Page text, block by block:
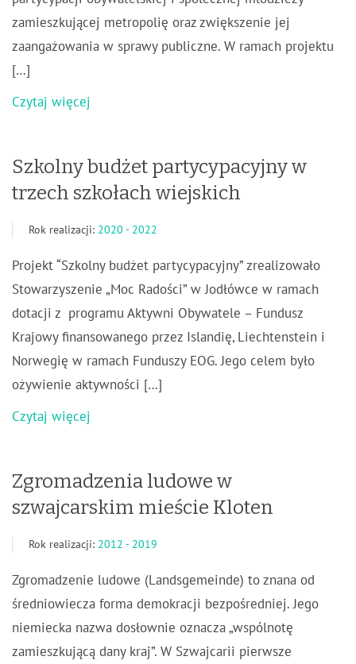
zamieszkującej metropolię oraz zwiększenie jej
zaangażowania w sprawy publiczne. W ramach projektu
[…]
Czytaj więcej
Szkolny budżet partycypacyjny w
trzech szkołach wiejskich
Rok realizacji: 2020 - 2022
Projekt “Szkolny budżet partycypacyjny” zrealizowało
Stowarzyszenie „Moc Radości” w Jodłówce w ramach
dotacji z programu Aktywni Obywatele – Fundusz
Krajowy finansowanego przez Islandię, Liechtenstein i
Norwegię w ramach Funduszy EOG. Jego celem było
ożywienie aktywności […]
Czytaj więcej
Zgromadzenia ludowe w
szwajcarskim mieście Kloten
Rok realizacji: 2012 - 2019
Zgromadzenie ludowe (Landsgemeinde) to znana od
średniowiecza forma demokracji bezpośredniej. Jego
niemiecka nazwa dosłownie oznacza „wspólnotę
zamieszkującą dany kraj”. W Szwajcarii pierwsze